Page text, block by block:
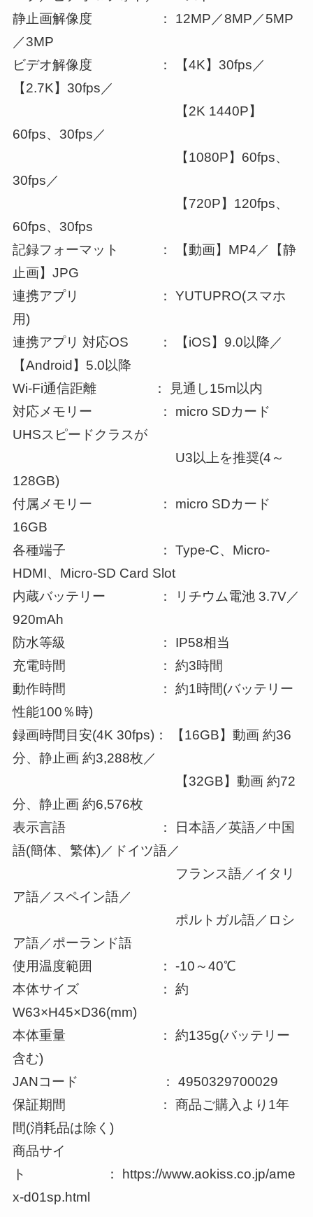
静止画解像度 ： 12MP／8MP／5MP
／3MP
ビデオ解像度 ： 【4K】30fps／
【2.7K】30fps／
【2K 1440P】
60fps、30fps／
【1080P】60fps、
30fps／
【720P】120fps、
60fps、30fps
記録フォーマット ： 【動画】MP4／【静
止画】JPG
連携アプリ ： YUTUPRO(スマホ
用)
連携アプリ 対応OS ： 【iOS】9.0以降／
【Android】5.0以降
Wi-Fi通信距離 ： 見通し15m以内
対応メモリー ： micro SDカード
UHSスピードクラスが
U3以上を推奨(4～
128GB)
付属メモリー ： micro SDカード
16GB
各種端子 ： Type-C、Micro-
HDMI、Micro-SD Card Slot
内蔵バッテリー ： リチウム電池 3.7V／
920mAh
防水等級 ： IP58相当
充電時間 ： 約3時間
動作時間 ： 約1時間(バッテリー
性能100％時)
録画時間目安(4K 30fps)： 【16GB】動画 約36
分、静止画 約3,288枚／
【32GB】動画 約72
分、静止画 約6,576枚
表示言語 ： 日本語／英語／中国
語(簡体、繁体)／ドイツ語／
フランス語／イタリ
ア語／スペイン語／
ポルトガル語／ロシ
ア語／ポーランド語
使用温度範囲 ： -10～40℃
本体サイズ ： 約
W63×H45×D36(mm)
本体重量 ： 約135g(バッテリー
含む)
JANコード ： 4950329700029
保証期間 ： 商品ご購入より1年
間(消耗品は除く)
商品サイ
ト ： https://www.aokiss.co.jp/ame
x-d01sp.html